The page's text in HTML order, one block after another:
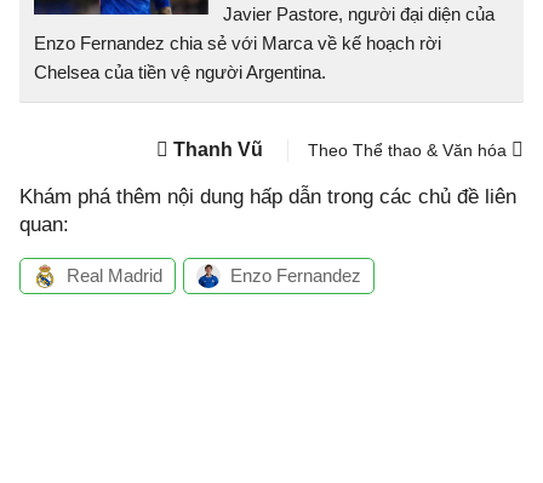
Javier Pastore, người đại diện của
Enzo Fernandez chia sẻ với Marca về kế hoạch rời
Chelsea của tiền vệ người Argentina.
Thanh Vũ Theo Thể thao & Văn hóa
Khám phá thêm nội dung hấp dẫn trong các chủ đề liên
quan:
Real Madrid Enzo Fernandez